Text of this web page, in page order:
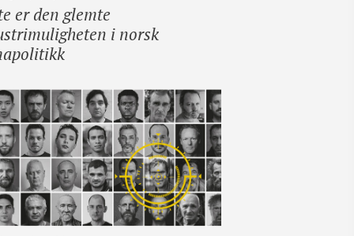
er den glemte
i norsk